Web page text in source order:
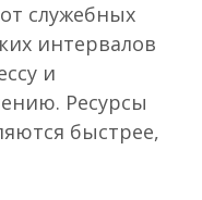
служебных
интервалов
и
Ресурсы
быстрее,